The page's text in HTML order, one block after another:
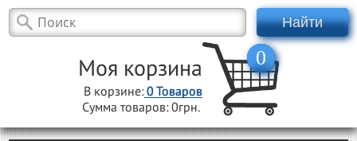
Найти
Моя корзина
В корзине:0Товаров
Сумма товаров:0грн.
0